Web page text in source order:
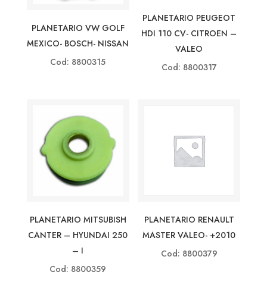
PLANETARIO VW GOLF
MEXICO- BOSCH- NISSAN
Cod: 8800315
PLANETARIO PEUGEOT
HDI 110 CV- CITROEN –
VALEO
Cod: 8800317
PLANETARIO MITSUBISH
CANTER – HYUNDAI 250
– I
Cod: 8800359
PLANETARIO RENAULT
MASTER VALEO- +2010
Cod: 8800379